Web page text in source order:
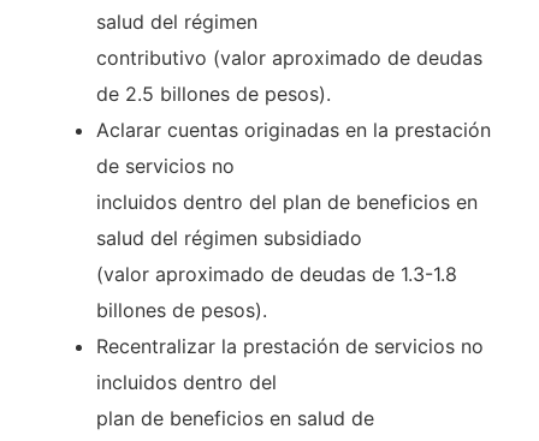
salud del régimen
contributivo (valor aproximado de deudas
de 2.5 billones de pesos).
Aclarar cuentas originadas en la prestación
de servicios no
incluidos dentro del plan de beneficios en
salud del régimen subsidiado
(valor aproximado de deudas de 1.3-1.8
billones de pesos).
Recentralizar la prestación de servicios no
incluidos dentro del
plan de beneficios en salud de